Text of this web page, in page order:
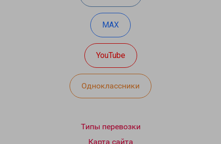
MAX
YouTube
Одноклассники
Типы перевозки
Карта сайта